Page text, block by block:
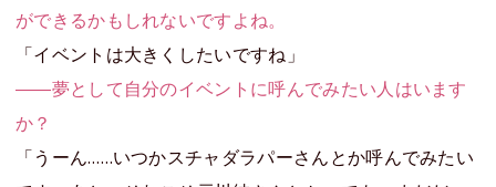
ができるかもしれないですよね。
「イベントは大きくしたいですね」
――夢として自分のイベントに呼んでみたい人はいます
か？
「うーん……いつかスチャダラパーさんとか呼んでみたい